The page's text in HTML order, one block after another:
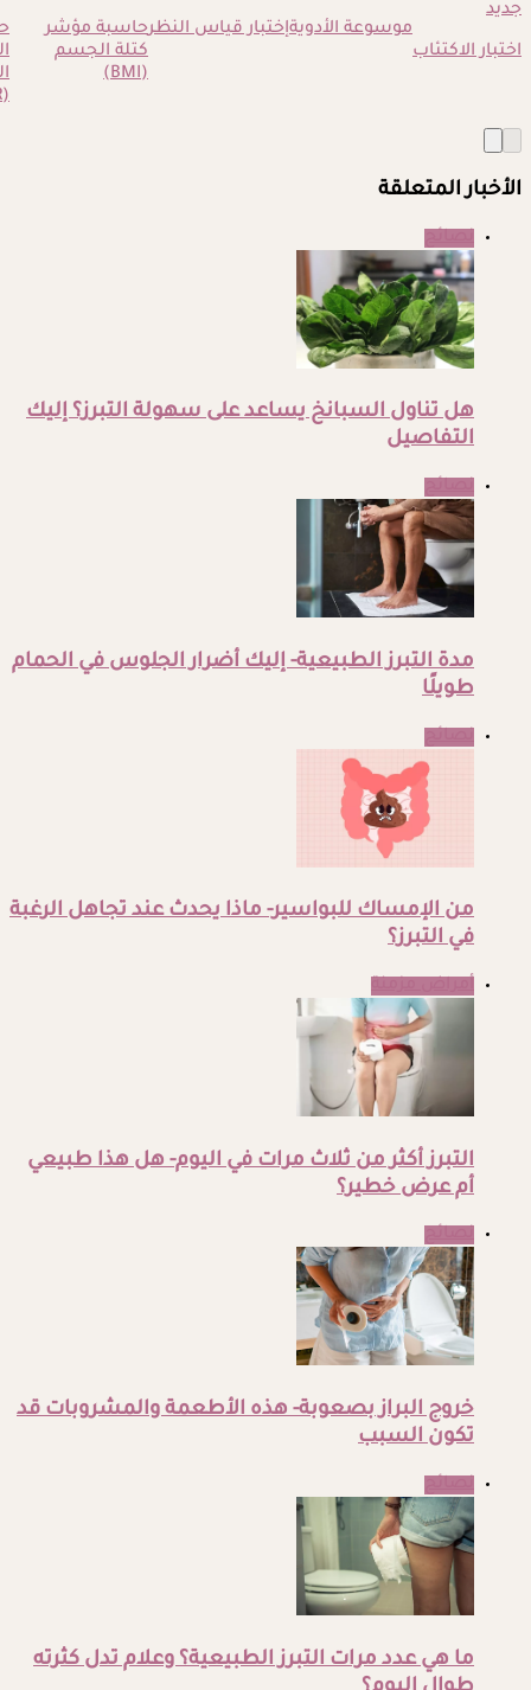
جديد
اختبار الاكتئاب
موسوعة الأدويةإختبار قياس النظرحاسبة مؤشر
كتلة الجسم
(BMI)
(BMR)
الأخبار المتعلقة
هل تناول السبانخ يساعد على سهولة التبرز؟ إليك
التفاصيل
مدة التبرز الطبيعية- إليك أضرار الجلوس في الحمام
طويلًا
من الإمساك للبواسير- ماذا يحدث عند تجاهل الرغبة
في التبرز؟
التبرز أكثر من ثلاث مرات في اليوم- هل هذا طبيعي
أم عرض خطير؟
خروج البراز بصعوبة- هذه الأطعمة والمشروبات قد
تكون السبب
ما هي عدد مرات التبرز الطبيعية؟ وعلام تدل كثرته